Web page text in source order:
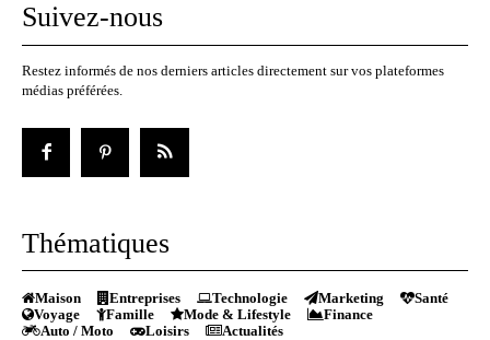
Suivez-nous
Restez informés de nos derniers articles directement sur vos plateformes
médias préférées.
Thématiques
Maison Entreprises Technologie Marketing
Santé
Voyage
Famille Mode & Lifestyle
Finance
Auto / Moto
Loisirs Actualités